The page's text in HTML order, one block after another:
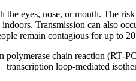
eyes, nose, or mouth. The
Transmission can also
remain contagious for up to
chain reaction
transcription loop-mediated